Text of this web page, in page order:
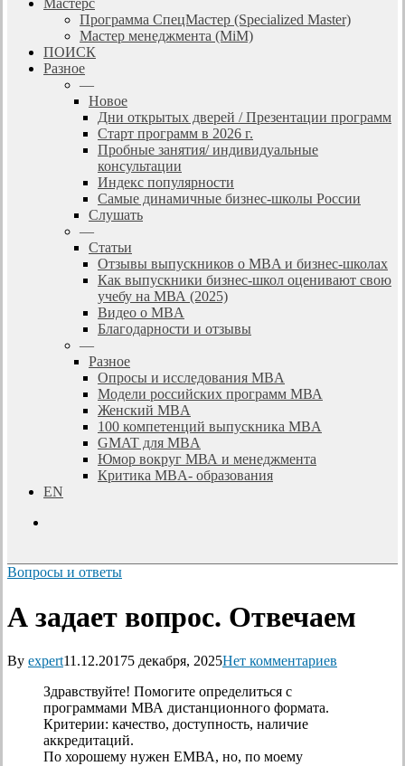
Мастерс
Программа СпецМастер (Specialized Master)
Мастер менеджмента (MiM)
ПОИСК
Разное
—
Новое
Дни открытых дверей / Презентации программ
Старт программ в 2026 г.
Пробные занятия/ индивидуальные
консультации
Индекс популярности
Самые динамичные бизнес-школы России
Слушать
—
Статьи
Отзывы выпускников о MBA и бизнес-школах
Как выпускники бизнес-школ оценивают свою
учебу на МВА (2025)
Видео о MBA
Благодарности и отзывы
—
Разное
Опросы и исследования MBA
Модели российских программ МВА
Женский MBA
100 компетенций выпускника MBA
GMAT для MBA
Юмор вокруг МВА и менеджмента
Критика MBA- образования
EN
Вопросы и ответы
А задает вопрос. Отвечаем
By expert11.12.20175 декабря, 2025Нет комментариев
Здравствуйте! Помогите определиться с
программами МВА дистанционного формата.
Критерии: качество, доступность, наличие
аккредитаций.
По хорошему нужен ЕМВА, но, по моему